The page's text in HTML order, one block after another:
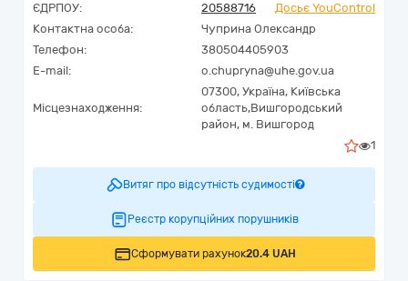
ЄДРПОУ:
20588716
Досьє YouControl
Контактна особа:
Чуприна Олександр
Телефон:
380504405903
E-mail:
o.chupryna@uhe.gov.ua
Місцезнаходження:
07300, Україна, Київська
область,Вишгородський
район, м. Вишгород
1
Витяг про відсутність судимості
Реєстр корупційних порушників
Сформувати рахунок20.4 UAH